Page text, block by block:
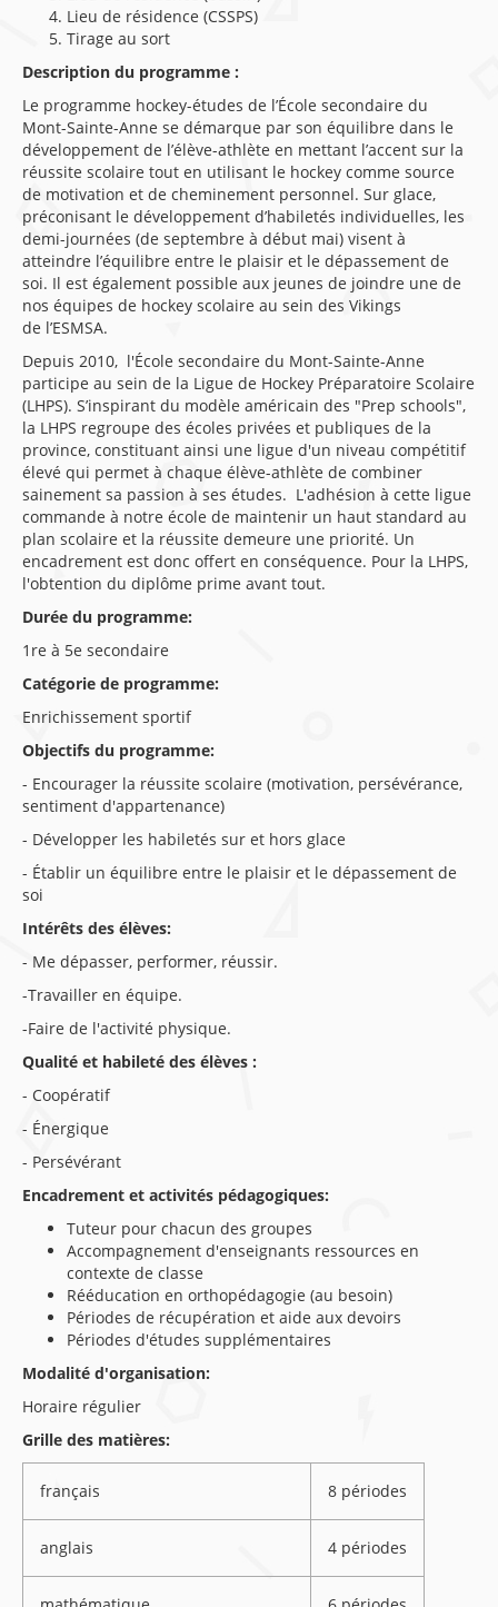
Lieu de résidence (CSSPS)
Tirage au sort
Description du programme :
Le programme hockey-études de l’École secondaire du
Mont-Sainte-Anne se démarque par son équilibre dans le
développement de l’élève-athlète en mettant l’accent sur la
réussite scolaire tout en utilisant le hockey comme source
de motivation et de cheminement personnel. Sur glace,
préconisant le développement d’habiletés individuelles, les
demi-journées (de septembre à début mai) visent à
atteindre l’équilibre entre le plaisir et le dépassement de
soi. Il est également possible aux jeunes de joindre une de
nos équipes de hockey scolaire au sein des Vikings
de l’ESMSA.
Depuis 2010, l'École secondaire du Mont-Sainte-Anne
participe au sein de la Ligue de Hockey Préparatoire Scolaire
(LHPS). S’inspirant du modèle américain des "Prep schools",
la LHPS regroupe des écoles privées et publiques de la
province, constituant ainsi une ligue d'un niveau compétitif
élevé qui permet à chaque élève-athlète de combiner
sainement sa passion à ses études. L'adhésion à cette ligue
commande à notre école de maintenir un haut standard au
plan scolaire et la réussite demeure une priorité. Un
encadrement est donc offert en conséquence. Pour la LHPS,
l'obtention du diplôme prime avant tout.
Durée du programme:
1re à 5e secondaire
Catégorie de programme:
Enrichissement sportif
Objectifs du programme:
- Encourager la réussite scolaire (motivation, persévérance,
sentiment d'appartenance)
- Développer les habiletés sur et hors glace
- Établir un équilibre entre le plaisir et le dépassement de
soi
Intérêts des élèves:
- Me dépasser, performer, réussir.
-Travailler en équipe.
-Faire de l'activité physique.
Qualité et habileté des élèves :
- Coopératif
- Énergique
- Persévérant
Encadrement et activités pédagogiques:
Tuteur pour chacun des groupes
Accompagnement d'enseignants ressources en
contexte de classe
Rééducation en orthopédagogie (au besoin)
Périodes de récupération et aide aux devoirs
Périodes d'études supplémentaires
Modalité d'organisation:
Horaire régulier
Grille des matières:
français 8 périodes
anglais 4 périodes